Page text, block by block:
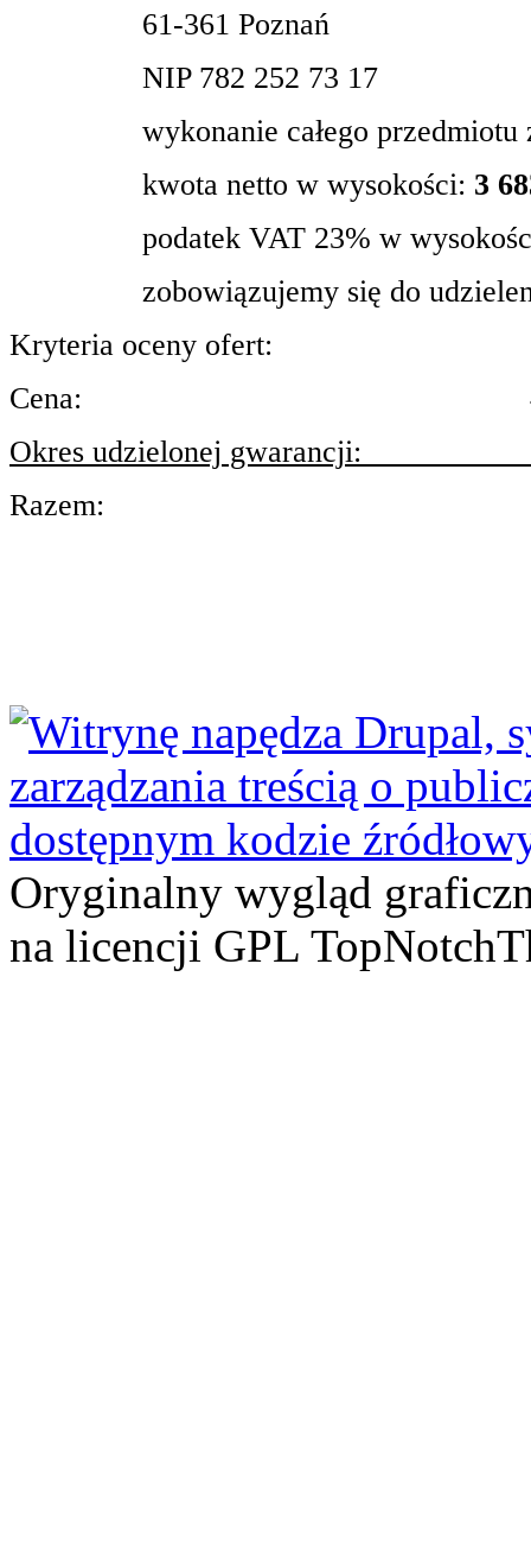
61-361 Poznań
NIP 782 252 73 17
wykonanie całego
kwota netto w wysokości: 3
podatek VAT 23% w
zobowiązujemy się do
Kryteria oceny ofert:
Cena:
Okres udzielonej gwarancji:
Razem:
Oryginalny wygląd
na licencji GPL